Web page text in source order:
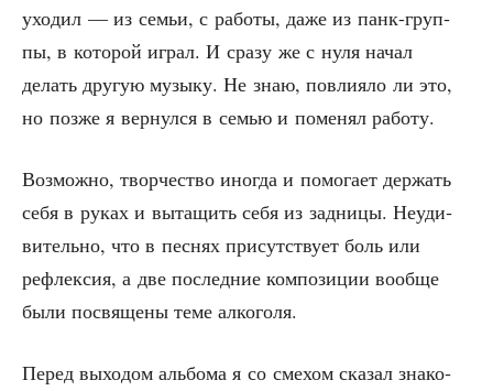
ухо­дил — из семьи, с рабо­ты, даже из панк-груп­
пы, в кото­рой играл. И сра­зу же с нуля начал
делать дру­гую музы­ку. Не знаю, повли­я­ло ли это,
но поз­же я вер­нул­ся в семью и поме­нял работу.
Воз­мож­но, твор­че­ство ино­гда и помо­га­ет дер­жать
себя в руках и выта­щить себя из зад­ни­цы. Неуди­
ви­тель­но, что в пес­нях при­сут­ству­ет боль или
рефлек­сия, а две послед­ние ком­по­зи­ции вооб­ще
были посвя­ще­ны теме алкоголя.
Перед выхо­дом аль­бо­ма я со сме­хом ска­зал зна­ко­